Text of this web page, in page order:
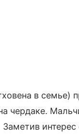
в семье)
чердаке.